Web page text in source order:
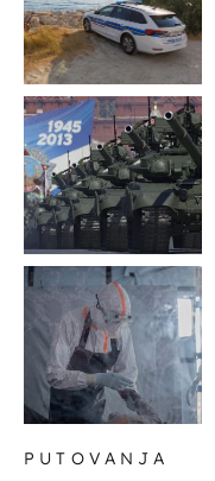
PUTOVANJA